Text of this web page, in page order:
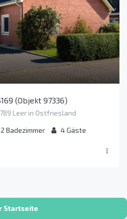
(Objekt 97336)
Leer in Ostfriesland
2 Badezimmer 4Gäste
Startseite